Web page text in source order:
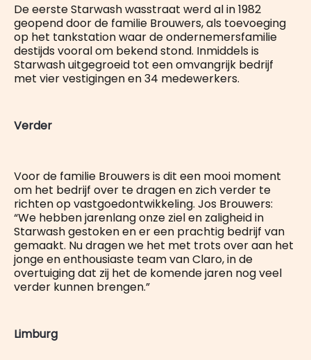
De eerste Starwash wasstraat werd al in 1982
geopend door de familie Brouwers, als toevoeging
op het tankstation waar de ondernemersfamilie
destijds vooral om bekend stond. Inmiddels is
Starwash uitgegroeid tot een omvangrijk bedrijf
met vier vestigingen en 34 medewerkers.
Verder
Voor de familie Brouwers is dit een mooi moment
om het bedrijf over te dragen en zich verder te
richten op vastgoedontwikkeling. Jos Brouwers:
“We hebben jarenlang onze ziel en zaligheid in
Starwash gestoken en er een prachtig bedrijf van
gemaakt. Nu dragen we het met trots over aan het
jonge en enthousiaste team van Claro, in de
overtuiging dat zij het de komende jaren nog veel
verder kunnen brengen.”
Limburg